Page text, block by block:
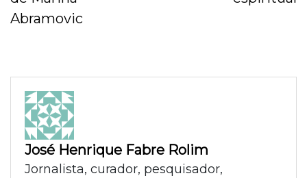
Abramovic
José Henrique Fabre Rolim
Jornalista, curador, pesquisador,